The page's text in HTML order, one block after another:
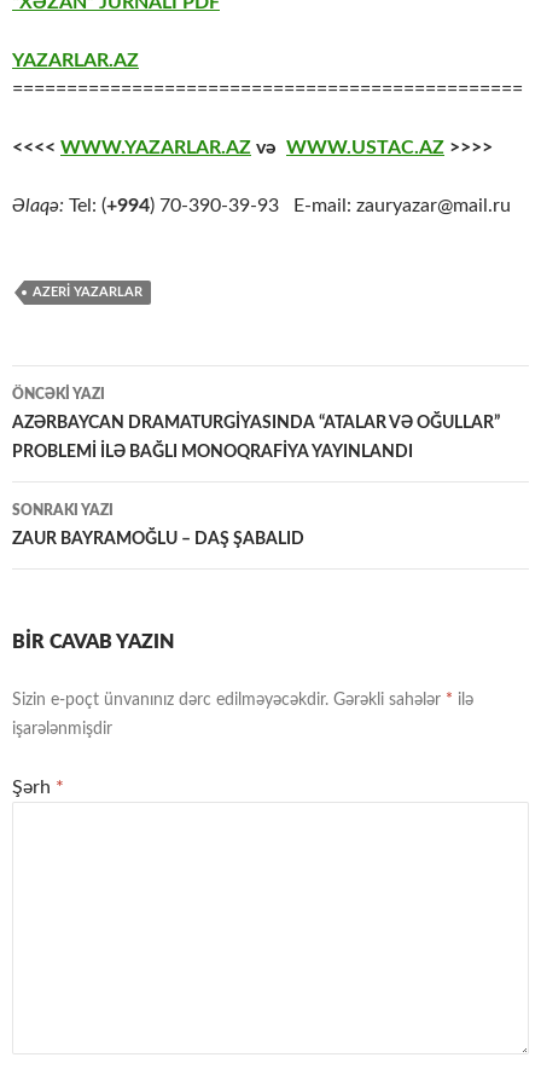
YAZARLAR.AZ
===============================================
<<<< WWW.YAZARLAR.AZ və WWW.USTAC.AZ >>>>
Əlaqə: Tel: (+994) 70-390-39-93 E-mail: zauryazar@mail.ru
AZERİ YAZARLAR
Yazılar
üzrə
ÖNCƏKI YAZI
AZƏRBAYCAN DRAMATURGİYASINDA “ATALAR VƏ OĞULLAR”
PROBLEMİ İLƏ BAĞLI MONOQRAFİYA YAYINLANDI
SONRAKI YAZI
ZAUR BAYRAMOĞLU – DAŞ ŞABALID
BIR CAVAB YAZIN
Sizin e-poçt ünvanınız dərc edilməyəcəkdir. Gərəkli sahələr * ilə
işarələnmişdir
Şərh *